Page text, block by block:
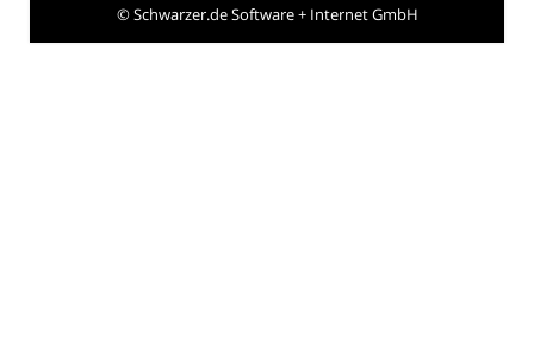
©Schwarzer.de Software + Internet GmbH